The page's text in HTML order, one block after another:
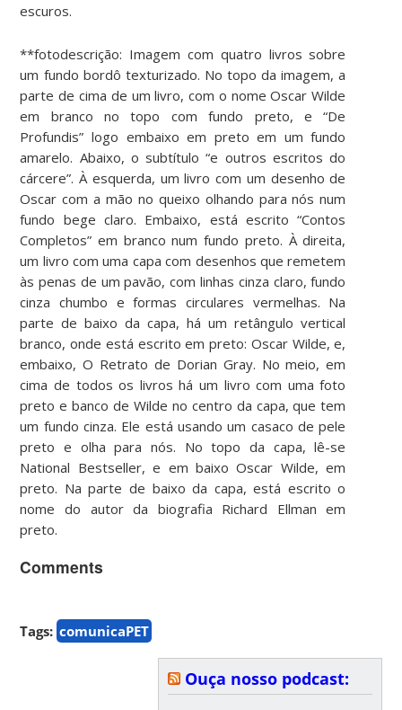
escuros.
**fotodescrição: Imagem com quatro livros sobre
um fundo bordô texturizado. No topo da imagem, a
parte de cima de um livro, com o nome Oscar Wilde
em branco no topo com fundo preto, e “De
Profundis” logo embaixo em preto em um fundo
amarelo. Abaixo, o subtítulo “e outros escritos do
cárcere”. À esquerda, um livro com um desenho de
Oscar com a mão no queixo olhando para nós num
fundo bege claro. Embaixo, está escrito “Contos
Completos” em branco num fundo preto. À direita,
um livro com uma capa com desenhos que remetem
às penas de um pavão, com linhas cinza claro, fundo
cinza chumbo e formas circulares vermelhas. Na
parte de baixo da capa, há um retângulo vertical
branco, onde está escrito em preto: Oscar Wilde, e,
embaixo, O Retrato de Dorian Gray. No meio, em
cima de todos os livros há um livro com uma foto
preto e banco de Wilde no centro da capa, que tem
um fundo cinza. Ele está usando um casaco de pele
preto e olha para nós. No topo da capa, lê-se
National Bestseller, e em baixo Oscar Wilde, em
preto. Na parte de baixo da capa, está escrito o
nome do autor da biografia Richard Ellman em
preto.
Comments
Tags: comunicaPET
Ouça nosso podcast: